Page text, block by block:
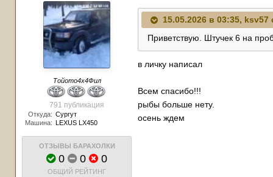
Тойото4х4Фил
791 публикация
Откуда: Сургут
Машина: LEXUS LX450
ОТЗЫВЫ БАРАХОЛКИ
0 0 0
ОБЩИЙ РЕЙТИНГ
15.05.2026 в 03:35, ksv57
Приветствую. Штучек 6 на
в личку написал
Всем спасибо!!!
рыбы больше нету.
осень ждем